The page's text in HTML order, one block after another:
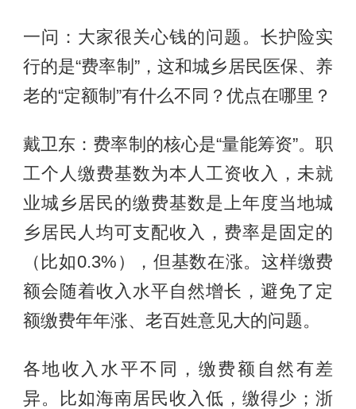
一问：大家很关心钱的问题。长护险实
行的是“费率制”，这和城乡居民医保、养
老的“定额制”有什么不同？优点在哪里？
戴卫东：费率制的核心是“量能筹资”。职
工个人缴费基数为本人工资收入，未就
业城乡居民的缴费基数是上年度当地城
乡居民人均可支配收入，费率是固定的
（比如0.3%），但基数在涨。这样缴费
额会随着收入水平自然增长，避免了定
额缴费年年涨、老百姓意见大的问题。
各地收入水平不同，缴费额自然有差
异。比如海南居民收入低，缴得少；浙